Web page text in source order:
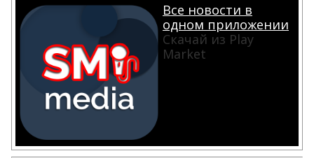
Все новости в
одном приложении
Скачай из Play
Market